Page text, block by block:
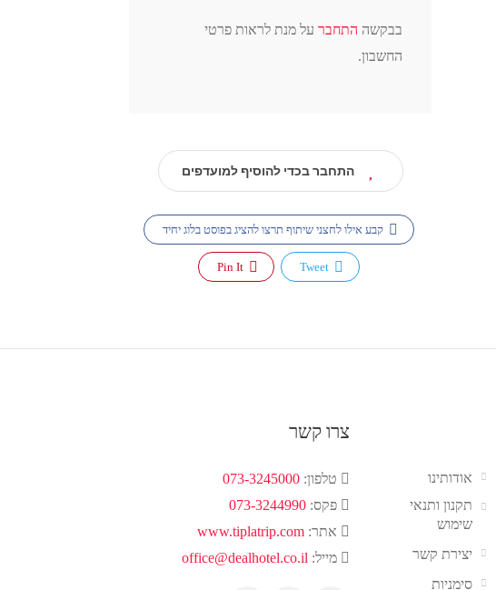
בבקשה התחבר על מנת לראות פרטי
החשבון.
התחבר בכדי להוסיף למועדפים
קבע אילו לחצני שיתוף תרצו להציג בפוסט בלוג יחיד
אודותינו
תקנון ותנאי
שימוש
יצירת קשר
סימניות
צרו קשר
טלפון:073-3245000
פקס:073-3244990
אתר:www.tiplatrip.com
מייל: office@dealhotel.co.il